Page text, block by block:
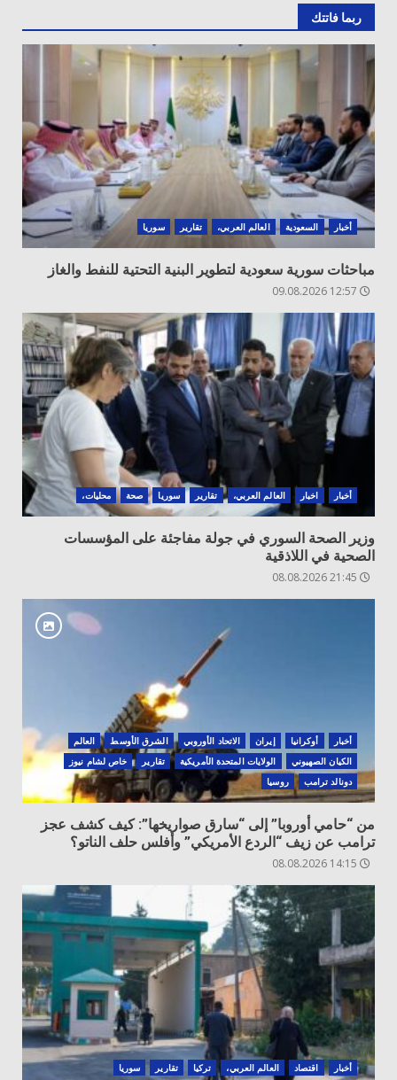
ربما فاتتك
أخبار السعودية العالم العربي، تقارير سوريا
مباحثات سورية سعودية لتطوير البنية التحتية للنفط والغاز
أخبار اخبار العالم العربي، تقارير سوريا صحة محليات،
وزير الصحة السوري في جولة مفاجئة على المؤسسات
الصحية في اللاذقية
أخبار أوكرانيا ‏إيران الاتحاد الأوروبي الشرق الأوسط
العالم
الكيان الصهيوني
الولايات المتحدة الأمريكية تقارير
خاص لشام نيوز
دونالد ترامب
روسيا
من “حامي أوروبا” إلى “سارق صواريخها”: كيف كشف عجز
ترامب عن زيف “الردع الأمريكي” وأفلس حلف الناتو؟
أخبار اقتصاد العالم العربي، تركيا تقارير سوريا